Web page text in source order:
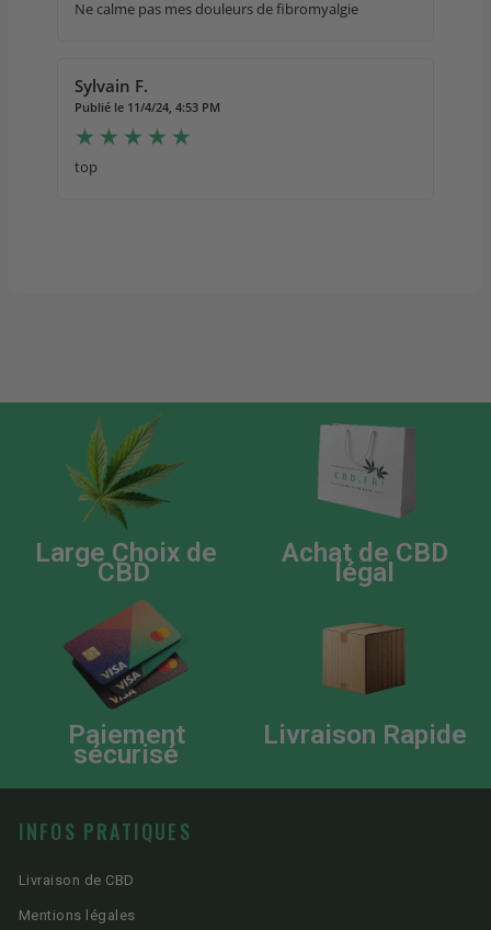
Ne calme pas mes douleurs de fibromyalgie
Sylvain F.
Publié le 11/4/24, 4:53 PM
top
Large Choix de
CBD
Achat de CBD
légal
Paiement
sécurisé
Livraison Rapide
INFOS PRATIQUES
Livraison de CBD
Mentions légales